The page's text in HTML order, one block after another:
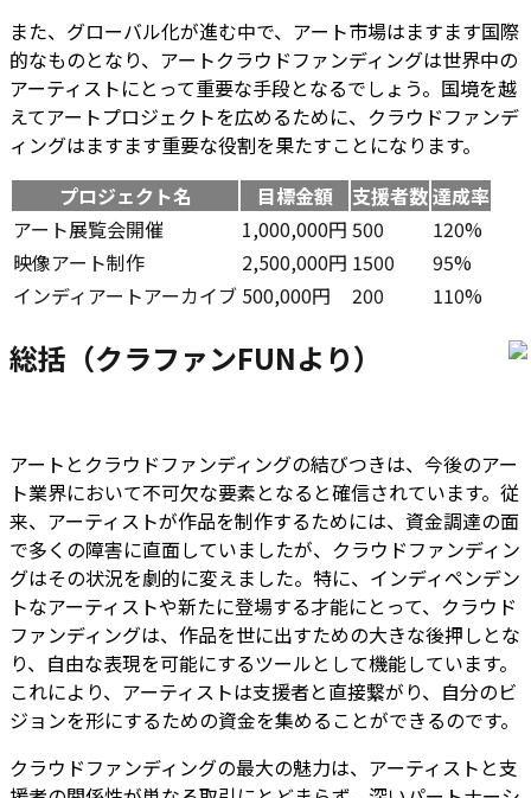
また、グローバル化が進む中で、アート市場はますます国際
的なものとなり、アートクラウドファンディングは世界中の
アーティストにとって重要な手段となるでしょう。国境を越
えてアートプロジェクトを広めるために、クラウドファンデ
ィングはますます重要な役割を果たすことになります。
プロジェクト名
目標金額 支援者数達成率
アート展覧会開催
1,000,000円 500
120%
映像アート制作
2,500,000円 1500
95%
インディアートアーカイブ 500,000円 200 110%
総括（クラファンFUNより）
アートとクラウドファンディングの結びつきは、今後のアー
ト業界において不可欠な要素となると確信されています。従
来、アーティストが作品を制作するためには、資金調達の面
で多くの障害に直面していましたが、クラウドファンディン
グはその状況を劇的に変えました。特に、インディペンデン
トなアーティストや新たに登場する才能にとって、クラウド
ファンディングは、作品を世に出すための大きな後押しとな
り、自由な表現を可能にするツールとして機能しています。
これにより、アーティストは支援者と直接繋がり、自分のビ
ジョンを形にするための資金を集めることができるのです。
クラウドファンディングの最大の魅力は、アーティストと支